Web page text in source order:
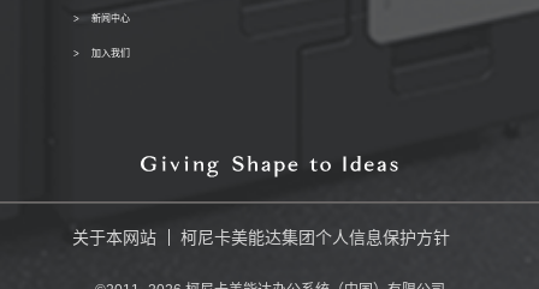
新闻中心
加入我们
关于本网站 柯尼卡美能达集团个人信息保护方针